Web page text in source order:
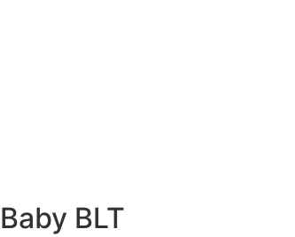
Baby BLT